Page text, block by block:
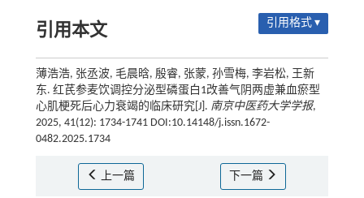
引用本文 引用格式 ▾
薄浩浩, 张丞波, 毛晨晗, 殷睿, 张蒙, 孙雪梅, 李岩松, 王新
东. 红芪参麦饮调控分泌型磷蛋白1改善气阴两虚兼血瘀型
心肌梗死后心力衰竭的临床研究[J]. 南京中医药大学学报,
2025, 41(12): 1734-1741 DOI:10.14148/j.issn.1672-
0482.2025.1734
上一篇 下一篇